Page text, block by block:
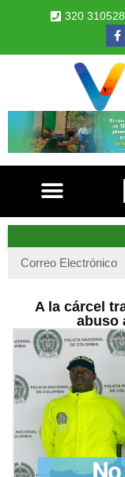
320
A la cárcel
abuso